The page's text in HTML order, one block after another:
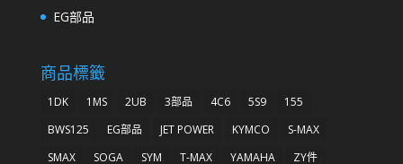
EG部品
商品標籤
1DK 1MS 2UB 3部品 4C6 5S9
155
BWS125
EG部品 JET POWER KYMCO
S-MAX
SMAX
SOGA SYM T-MAX YAMAHA
ZY件